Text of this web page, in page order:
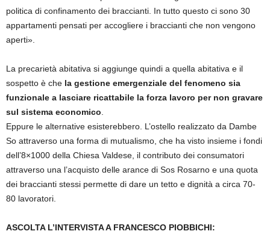
politica di confinamento dei braccianti. In tutto questo ci sono 30
appartamenti pensati per accogliere i braccianti che non vengono
aperti».
La precarietà abitativa si aggiunge quindi a quella abitativa e il
sospetto è che la gestione emergenziale del fenomeno sia
funzionale a lasciare ricattabile la forza lavoro per non gravare
sul sistema economico.
Eppure le alternative esisterebbero. L’ostello realizzato da Dambe
So attraverso una forma di mutualismo, che ha visto insieme i fondi
dell’8×1000 della Chiesa Valdese, il contributo dei consumatori
attraverso una l’acquisto delle arance di Sos Rosarno e una quota
dei braccianti stessi permette di dare un tetto e dignità a circa 70-
80 lavoratori.
ASCOLTA L’INTERVISTA A FRANCESCO PIOBBICHI: